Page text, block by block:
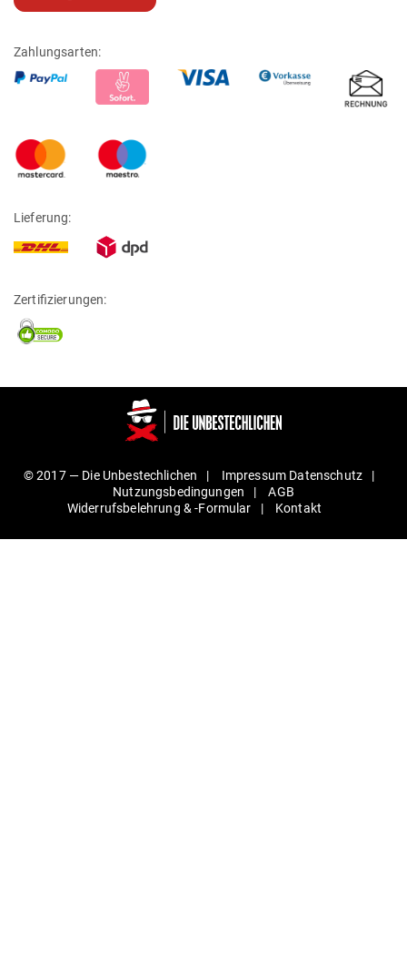
Zahlungsarten:
Lieferung:
Zertifizierungen:
© 2017 — Die Unbestechlichen Impressum Daten­schutz
Nut­zungs­be­din­gungen
AGB
Wider­rufs­be­lehrung & ‑For­mular
Kontakt